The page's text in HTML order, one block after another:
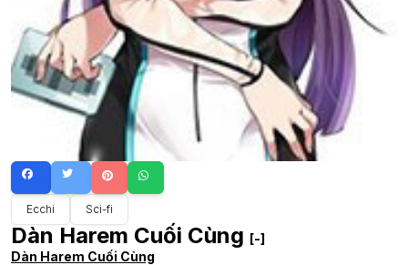
Ecchi Sci-fi
Dàn Harem Cuối Cùng [-]
Dàn Harem Cuối Cùng